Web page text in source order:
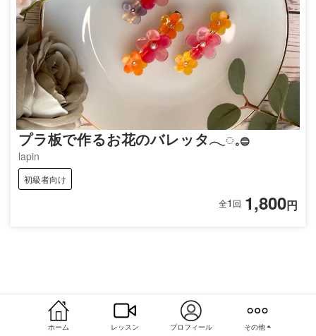
プラ板で作るお花のバレッタ𓂃◌𓈒𓐍
lapin
初級者向け
全1 回 1,800円
ホーム レッスン プロフィール その他